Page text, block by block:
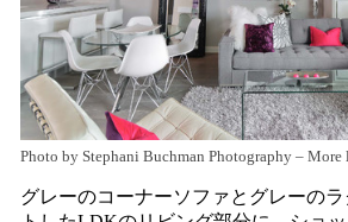
Photo by Stephani Buchman Photography– More
グレーのコーナーソファとグレーの